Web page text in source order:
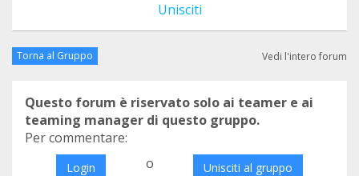
Unisciti
Torna al Gruppo Vedi l'intero forum
Questo forum è riservato solo ai teamer e ai
teaming manager di questo gruppo.
Per commentare:
Login o Unisciti al gruppo